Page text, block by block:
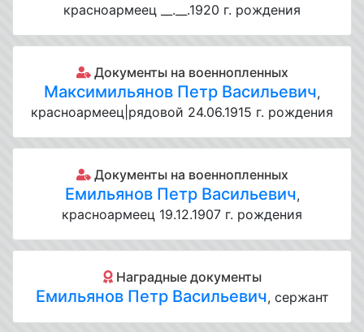
красноармеец __.__.1920 г. рождения
Документы на военнопленных
Максимильянов Петр Васильевич,
красноармеец|рядовой 24.06.1915 г. рождения
Документы на военнопленных
Емильянов Петр Васильевич,
красноармеец 19.12.1907 г. рождения
Наградные документы
Емильянов Петр Васильевич, сержант